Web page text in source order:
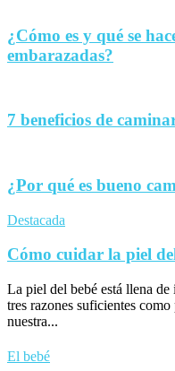
¿Cómo es y qué se
embarazadas?
7 beneficios de
¿Por qué es bueno
Destacada
Cómo cuidar la piel
La piel del bebé está llena
tres razones suficientes
nuestra...
El bebé